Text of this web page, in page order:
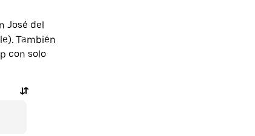
José del
También
con solo